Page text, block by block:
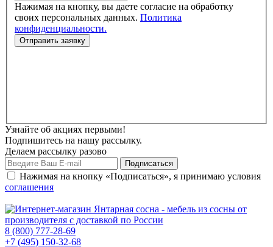
Нажимая на кнопку, вы даете согласие на обработку
своих персональных данных. Политика
конфиденциальности.
Узнайте об акциях первыми!
Подпишитесь на нашу рассылку.
Делаем рассылку разово
Нажимая на кнопку «Подписаться», я принимаю условия
соглашения
8 (800) 777-28-69
+7 (495) 150-32-68